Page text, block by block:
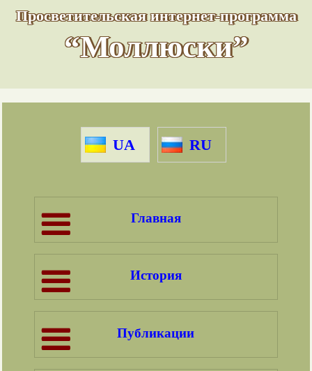
Просветительская интернет-программа
“Моллюски”
UA RU
Главная
История
Публикации